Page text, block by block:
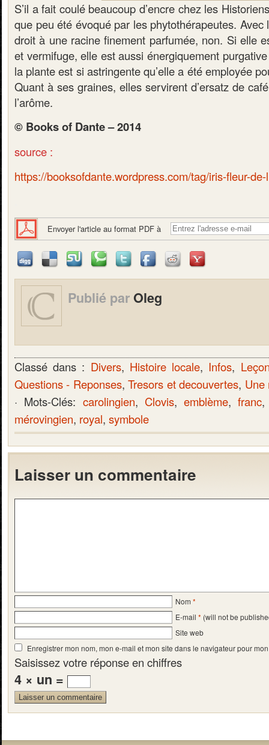
S’il a fait coulé beaucoup d’encre chez les
que peu été évoqué par les phytothérapeutes. Avec
droit à une racine finement parfumée, non. Si elle
et vermifuge, elle est aussi énergiquement
la plante est si astringente qu’elle a été employée
Quant à ses graines, elles servirent d’ersatz de
l’arôme.
© Books of Dante – 2014
source :
https://booksofdante.wordpress.com/tag/iris-fleur-
Envoyer l'article au format PDF à
Publié par Oleg
Classé dans : Divers, Histoire locale, Infos,
Questions - Reponses,Tresors et decouvertes, Une
· Mots-Clés: carolingien, Clovis, emblème,franc
mérovingien, royal, symbole
Laisser un commentaire
Nom *
E-mail * (will not be
Site web
Enregistrer mon nom, mon e-mail et mon site dans le navigateur pour
Saisissez votre réponse en chiffres
4 × un =